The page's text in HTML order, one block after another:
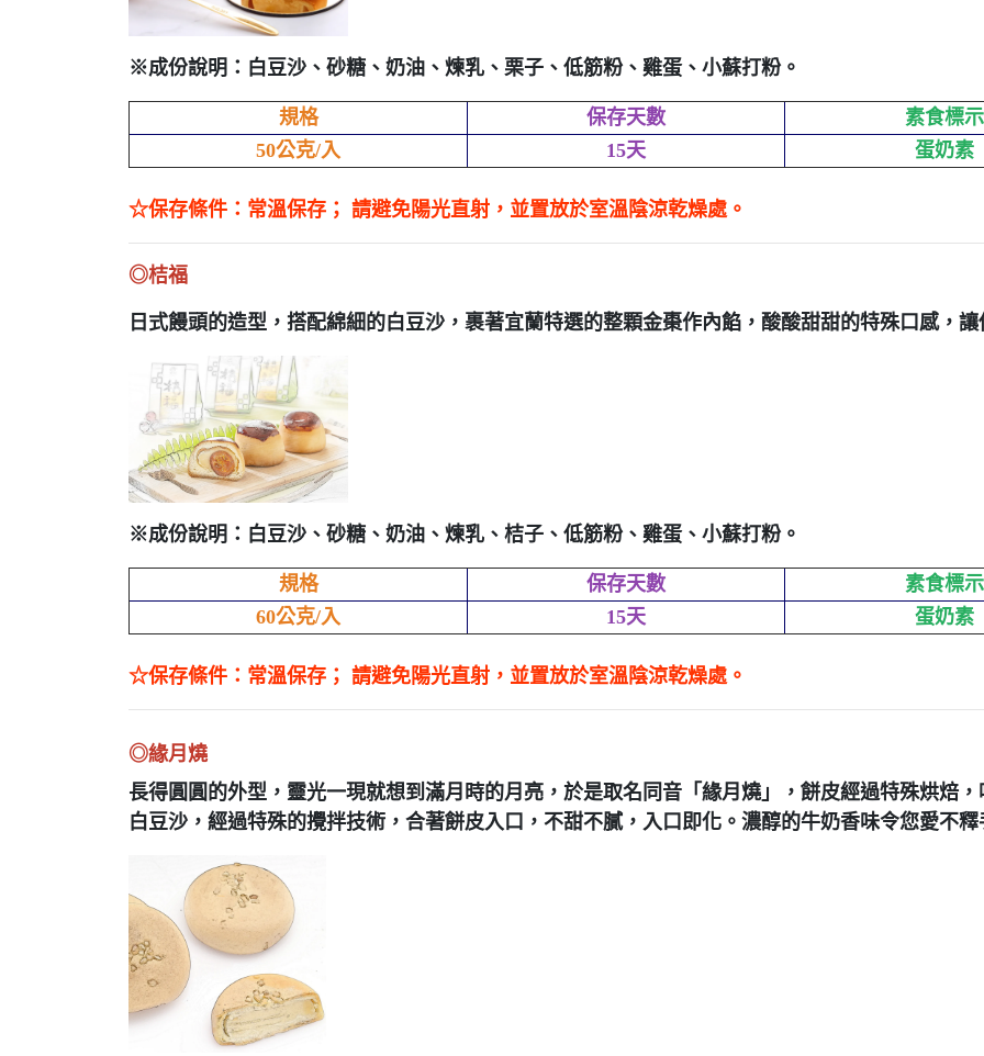
※成份說明：白豆沙、砂糖、奶油、煉乳、栗子、低筋粉、雞蛋、小蘇打粉。
規格 保存天數
素食標示
50公克/入
15天 蛋奶素
☆保存條件：常溫保存； 請避免陽光直射，並置放於室溫陰涼乾燥處。
◎桔福
日式饅頭的造型，搭配綿細的白豆沙，裹著宜蘭特選的整顆金棗作內餡，酸酸甜甜的特殊口感， 讓
※成份說明：白豆沙、砂糖、奶油、煉乳、桔子、低筋粉、雞蛋、小蘇打粉。
規格 保存天數
素食標示
60公克/入
15天 蛋奶素
☆保存條件：常溫保存； 請避免陽光直射，並置放於室溫陰涼乾燥處。
◎緣月燒
長得圓圓的外型，靈光一現就想到滿月時的月亮，於是取名同音「緣月燒」，餅皮經過特殊烘焙，
白豆沙，經過特殊的攪拌技術，合著餅皮入口，不甜不膩， 入口即化。濃醇的牛奶香味令您愛不釋